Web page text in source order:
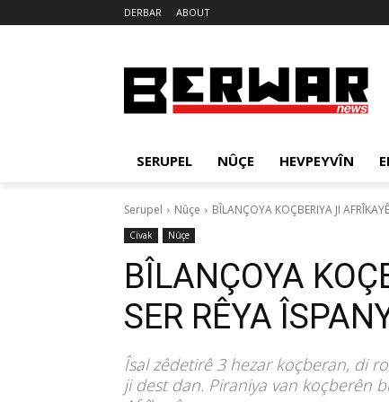
DERBAR ABOUT
SERUPEL NÛÇE HEVPEYVÎN
Serupel Nûçe BÎLANÇOYA KOÇBERIYA JI
Civak Nûçe
BÎLANÇOYA
SER RÊYA
Îsal zêdetirê 3 hezar koçberan, di
ji dest dan. Piraniya van koçberên